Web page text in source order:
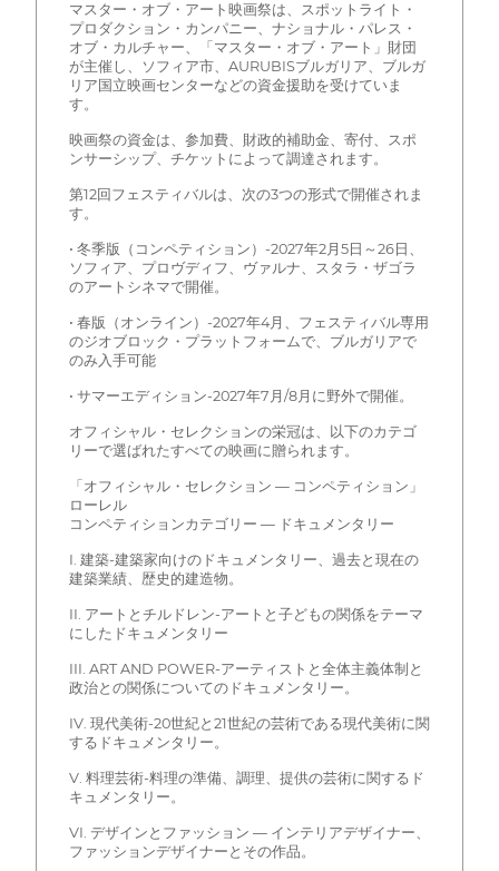
マスター・オブ・アート映画祭は、スポットライト・
プロダクション・カンパニー、ナショナル・パレス・
オブ・カルチャー、「マスター・オブ・アート」財団
が主催し、ソフィア市、AURUBISブルガリア、ブルガ
リア国立映画センターなどの資金援助を受けていま
す。
映画祭の資金は、参加費、財政的補助金、寄付、スポ
ンサーシップ、チケットによって調達されます。
第12回フェスティバルは、次の3つの形式で開催されま
す。
• 冬季版（コンペティション）-2027年2月5日～26日、
ソフィア、プロヴディフ、ヴァルナ、スタラ・ザゴラ
のアートシネマで開催。
• 春版（オンライン）-2027年4月、フェスティバル専用
のジオブロック・プラットフォームで、ブルガリアで
のみ入手可能
• サマーエディション-2027年7月/8月に野外で開催。
オフィシャル・セレクションの栄冠は、以下のカテゴ
リーで選ばれたすべての映画に贈られます。
「オフィシャル・セレクション — コンペティション」
ローレル
コンペティションカテゴリー — ドキュメンタリー
I. 建築-建築家向けのドキュメンタリー、過去と現在の
建築業績、歴史的建造物。
II. アートとチルドレン-アートと子どもの関係をテーマ
にしたドキュメンタリー
III. ART AND POWER-アーティストと全体主義体制と
政治との関係についてのドキュメンタリー。
IV. 現代美術-20世紀と21世紀の芸術である現代美術に関
するドキュメンタリー。
V. 料理芸術-料理の準備、調理、提供の芸術に関するド
キュメンタリー。
VI. デザインとファッション — インテリアデザイナー、
ファッションデザイナーとその作品。